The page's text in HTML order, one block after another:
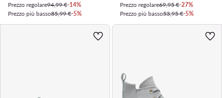
Prezzo regolare94,99 €-14%
Prezzo più basso85,99 €-5%
Prezzo regolare69,95 €-27%
Prezzo più basso53,95 €-5%